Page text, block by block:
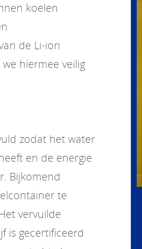
koelen
de Li-ion
hiermee veilig
zodat het water
en de energie
Bijkomend
te
vervuilde
is gecertificeerd